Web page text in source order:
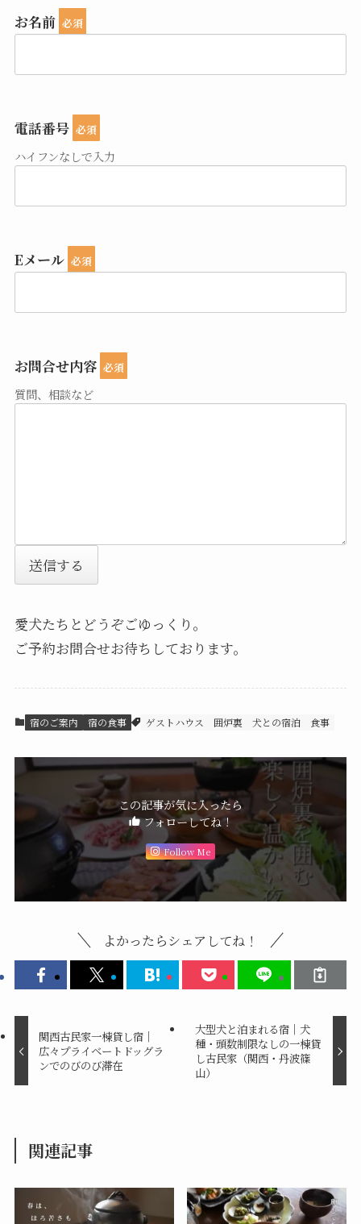
お名前 必須
電話番号 必須
ハイフンなしで入力
Eメール 必須
お問合せ内容 必須
質問、相談など
送信する
愛犬たちとどうぞごゆっくり。
ご予約お問合せお待ちしております。
宿のご案内 宿の食事 ゲストハウス 囲炉裏 犬との宿泊 食事
この記事が気に入ったら
フォローしてね！
Follow Me
よかったらシェアしてね！
関西古民家一棟貸し宿｜
広々プライベートドッグラ
ンでのびのび滞在
大型犬と泊まれる宿｜犬
種・頭数制限なしの一棟貸
し古民家（関西・丹波篠
山）
関連記事